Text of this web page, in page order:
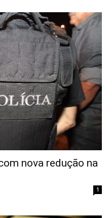
nova redução na
1